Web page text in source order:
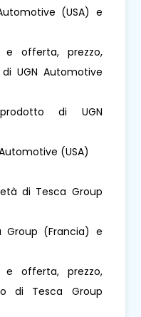
(USA) e
e offerta, prezzo,
UGN Automotive
di UGN
(USA)
di Tesca Group
Group (Francia) e
e offerta, prezzo,
di Tesca Group